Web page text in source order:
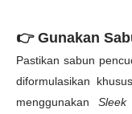
👉 Gunakan
Pastikan sabun
diformulasikan
menggunakan